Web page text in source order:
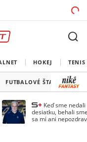
HOKEJ TENIS
FUTBALOVÉ ŠTADIÓNY
Keď sme
desiatku, behali
sa mi ani